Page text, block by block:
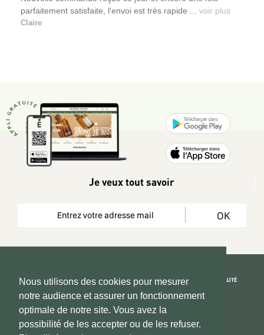
Nous utilisons des cookies pour mesurer
notre audience et assurer un fonctionnement
optimale de notre site. Vous avez la
possibilité de les accepter ou de les refuser.
parfaitement satisfaite, l'envoi est très rapide ... voir plus
Claire
Je veux tout savoir
OK
Copyright 2026 © www.hadeen-place.fr
Based on Kate&You MarketPlace’ solution
REJOIGNEZ LA COMMUNAUTÉ